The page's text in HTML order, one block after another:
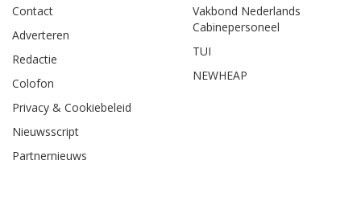
Contact
Adverteren
Redactie
Colofon
Privacy & Cookiebeleid
Nieuwsscript
Partnernieuws
Vakbond Nederlands
Cabinepersoneel
TUI
NEWHEAP